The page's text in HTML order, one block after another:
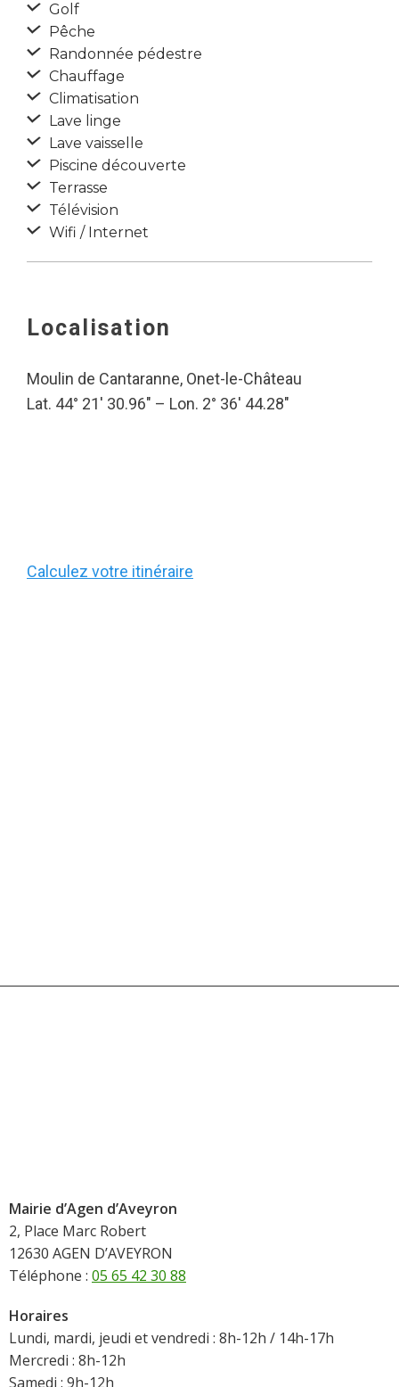
Golf
Pêche
Randonnée pédestre
Chauffage
Climatisation
Lave linge
Lave vaisselle
Piscine découverte
Terrasse
Télévision
Wifi / Internet
Localisation
Moulin de Cantaranne, Onet-le-Château
Lat. 44° 21′ 30.96″ – Lon. 2° 36′ 44.28″
Calculez votre itinéraire
Mairie d’Agen d’Aveyron
2, Place Marc Robert
12630 AGEN D’AVEYRON
Téléphone : 05 65 42 30 88
Horaires
Lundi, mardi, jeudi et vendredi : 8h-12h / 14h-17h
Mercredi : 8h-12h
Samedi : 9h-12h